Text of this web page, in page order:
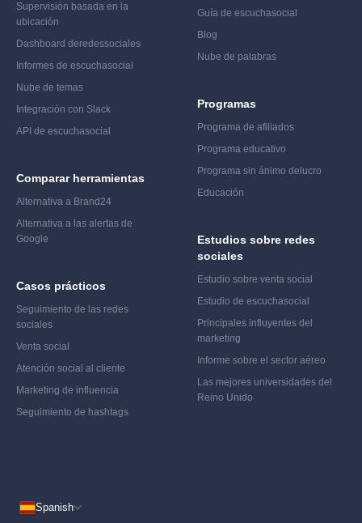
Supervisión basada en la
ubicación
Dashboard deredessociales
Informes de escuchasocial
Nube de temas
Integración con Slack
API de escuchasocial
Comparar herramientas
Alternativa a Brand24
Alternativa a las alertas de
Google
Casos prácticos
Seguimiento de las redes
sociales
Venta social
Atención social al cliente
Marketing de influencia
Seguimiento de hashtags
Guía de escuchasocial
Blog
Nube de palabras
Programas
Programa de afiliados
Programa educativo
Programa sin ánimo de lucro
Educación
Estudios sobre redes
sociales
Estudio sobre venta social
Estudio de escuchasocial
Principales influyentes del
marketing
Informe sobre el sector aéreo
Las mejores universidades del
Reino Unido
Spanish